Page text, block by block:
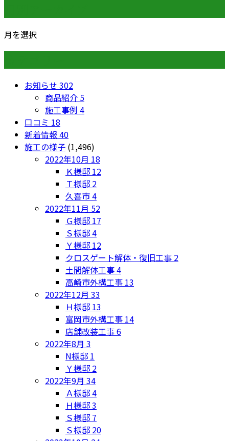
月を選択
お知らせ 302
商品紹介 5
施工事例 4
口コミ 18
新着情報 40
施工の様子 (1,496)
2022年10月 18
Ｋ様邸 12
Ｔ様邸 2
久喜市4
2022年11月 52
Ｇ様邸 17
Ｓ様邸4
Ｙ様邸 12
クロスゲート解体・復旧工事 2
土間解体工事4
高崎市外構工事 13
2022年12月 33
Ｈ様邸 13
富岡市外構工事 14
店舗改装工事6
2022年8月 3
N様邸 1
Ｙ様邸 2
2022年9月 34
Ａ様邸4
Ｈ様邸3
Ｓ様邸 7
Ｓ様邸 20